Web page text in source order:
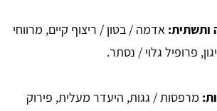
ותשתית: אדמה / בטון / ריצוף קיים, מרווחי
פרופיל גלוי / נסתר.
מרפסות / גגות, היעדר מעלית, פירוק